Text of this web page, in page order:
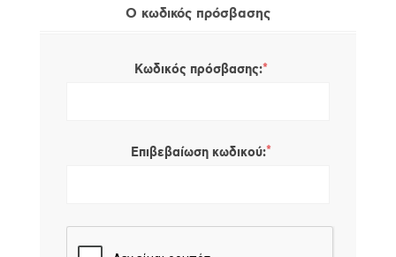
Ο κωδικός πρόσβασης
Κωδικός πρόσβασης:*
Επιβεβαίωση κωδικού:*